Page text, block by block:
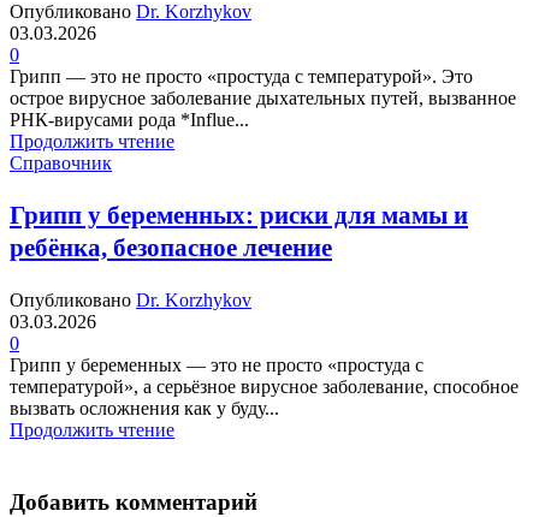
Опубликовано Dr. Korzhykov
03.03.2026
0
Грипп — это не просто «простуда с температурой». Это
острое вирусное заболевание дыхательных путей, вызванное
РНК-вирусами рода *Influe...
Продолжить чтение
Справочник
Грипп у беременных: риски для мамы и
ребёнка, безопасное лечение
Опубликовано Dr. Korzhykov
03.03.2026
0
Грипп у беременных — это не просто «простуда с
температурой», а серьёзное вирусное заболевание, способное
вызвать осложнения как у буду...
Продолжить чтение
Добавить комментарий